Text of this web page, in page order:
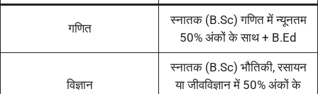
गणित
स्नातक (B.Sc) गणित में न्यूनतम
50% अंकों के साथ + B.Ed
विज्ञान
स्नातक (B.Sc) भौतिकी, रसायन
या जीवविज्ञान में 50% अंकों के